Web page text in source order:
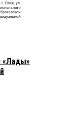
«Лады»